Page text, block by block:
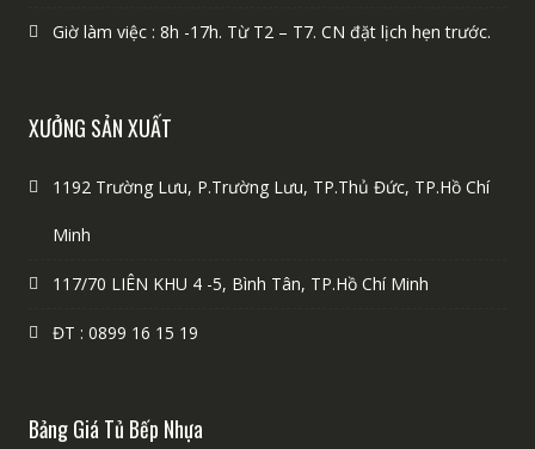
Giờ làm việc : 8h -17h. Từ T2 – T7. CN đặt lịch hẹn trước.
XƯỞNG SẢN XUẤT
1192 Trường Lưu, P.Trường Lưu, TP.Thủ Đức, TP.Hồ Chí
Minh
117/70 LIÊN KHU 4 -5, Bình Tân, TP.Hồ Chí Minh
ĐT : 0899 16 15 19
Bảng Giá Tủ Bếp Nhựa